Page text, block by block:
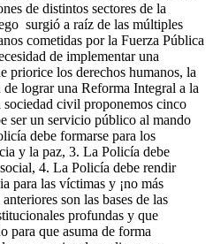
de distintos sectores de la
surgió a raíz de las múltiples
cometidas por la Fuerza Pública
de implementar una
priorice los derechos humanos, la
lograr una Reforma Integral a la
civil proponemos cinco
ser un servicio público al mando
debe formarse para los
y la paz, 3. La Policía debe
4. La Policía debe rendir
para las víctimas y ¡no más
son las bases de las
profundas y que
para que asuma de forma